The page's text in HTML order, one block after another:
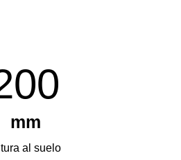
mm
al suelo